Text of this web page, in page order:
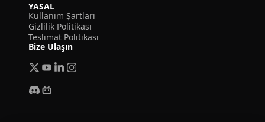
YASAL
Kullanım Şartları
Gizlilik Politikası
Teslimat Politikası
Bize Ulaşın